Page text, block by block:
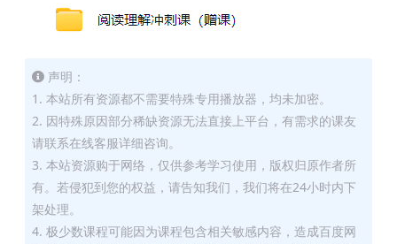
声明：
1. 本站所有资源都不需要特殊专用播放器，均未加密。
2. 因特殊原因部分稀缺资源无法直接上平台，有需求的课友
请联系在线客服详细咨询。
3. 本站资源购于网络，仅供参考学习使用，版权归原作者所
有。若侵犯到您的权益，请告知我们，我们将在24小时内下
架处理。
4. 极少数课程可能因为课程包含相关敏感内容，造成百度网